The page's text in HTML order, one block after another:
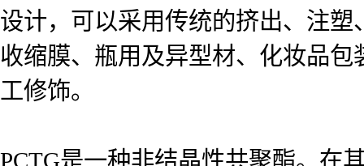
设计，可以采用传统的挤出、注
收缩膜、瓶用及异型材、化妆品
工修饰。
PCTG是一种非结晶性共聚酯。在